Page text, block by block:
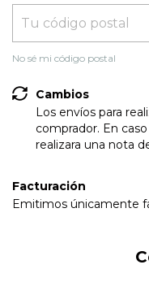
No sé mi código postal
Cambios
Los envíos para
comprador. En
realizara una nota
Facturación
Emitimos únicamente